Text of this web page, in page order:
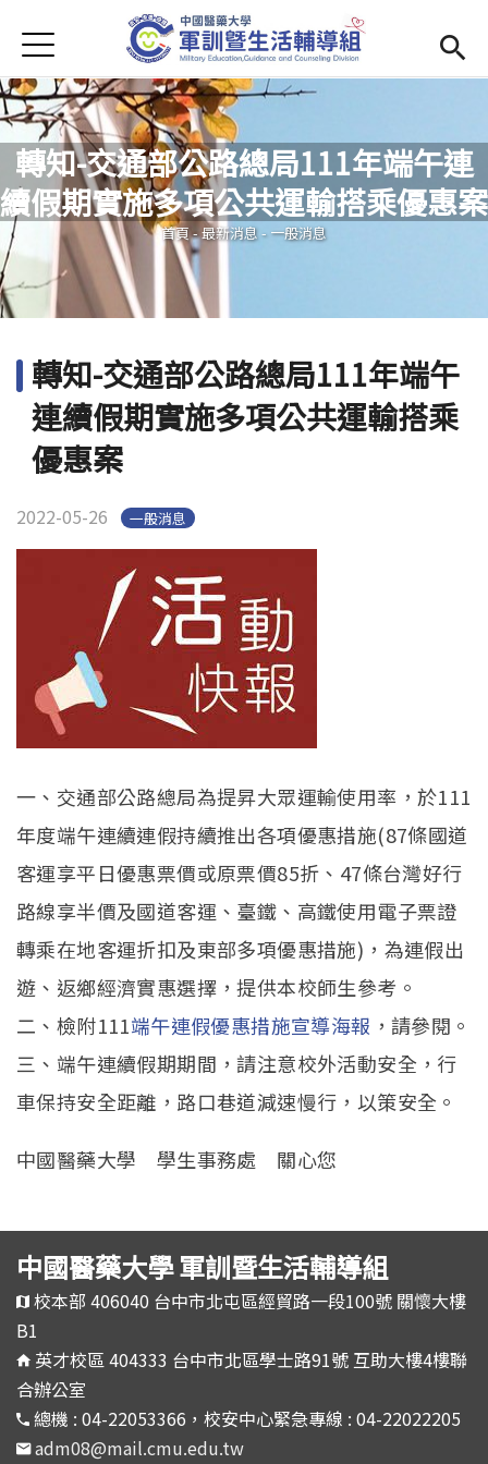
首頁
學務處首頁(link is external)
Open submenu (單位簡介)
單位簡介
最新消息
Open submenu (生活輔導)
生活輔導
Open submenu (校園安全)
校園安全
Open submenu (相關法規及檔案下載)
相關法規及檔案下載
Jump to Navigation
Jump to Main content
轉知-交通部公路總局111年端午連
續假期實施多項公共運輸搭乘優惠案
您在這裡
首頁 -最新消息- 一般消息
轉知-交通部公路總局111年端午
連續假期實施多項公共運輸搭乘
優惠案
2022-05-26 一般消息
一、交通部公路總局為提昇大眾運輸使用率，於111
年度端午連續連假持續推出各項優惠措施(87條國道
客運享平日優惠票價或原票價85折、47條台灣好行
路線享半價及國道客運、臺鐵、高鐵使用電子票證
轉乘在地客運折扣及東部多項優惠措施)，為連假出
遊、返鄉經濟實惠選擇，提供本校師生參考。
二、檢附111端午連假優惠措施宣導海報 ，請參閱。
三、端午連續假期期間，請注意校外活動安全，行
車保持安全距離，路口巷道減速慢行，以策安全。
中國醫藥大學 學生事務處 關心您
中國醫藥大學 軍訓暨生活輔導組
校本部 406040 台中市北屯區經貿路一段100號 關懷大樓
B1
英才校區 404333 台中市北區學士路91號 互助大樓4樓聯
合辦公室
總機 : 04-22053366，校安中心緊急專線 : 04-22022205
adm08@mail.cmu.edu.tw